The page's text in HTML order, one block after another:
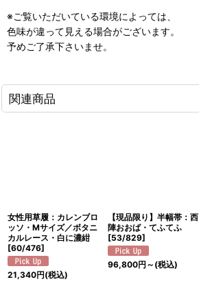
※ご覧いただいている環境によっては、
色味が違って見える場合がございます。
予めご了承下さいませ。
関連商品
女性用草履：カレンブロ
ッソ・Mサイズ／ボタニ
カルレース・白に濃紺
[60/476]
21,340円(税込)
【現品限り】半幅帯：西
陣おおば・てふてふ
[53/829]
96,800円 ～ (税込)